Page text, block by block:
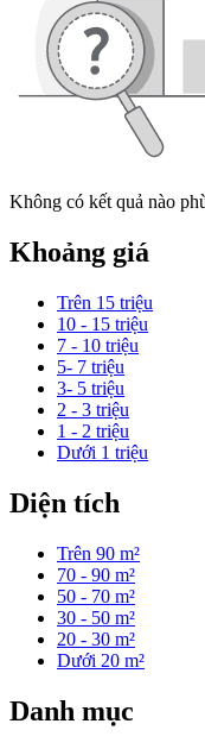
Không có kết quả nào
Khoảng giá
Trên 15 triệu
10 - 15 triệu
7 - 10 triệu
5- 7 triệu
3- 5 triệu
2 - 3 triệu
1 - 2 triệu
Dưới 1 triệu
Diện tích
Trên 90 m²
70 - 90 m²
50 - 70 m²
30 - 50 m²
20 - 30 m²
Dưới 20 m²
Danh mục